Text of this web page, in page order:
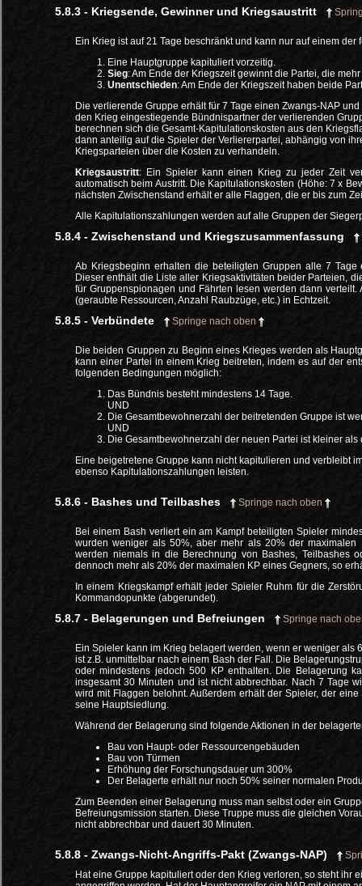
5.8.3 - Kriegsende, Gewinner und Kriegsaustritt
Ein Krieg ist auf 21 Tage beschränkt und kann nur auf einem
Eine Hauptgruppe kapituliert vorzeitig.
Sieg: Am Ende der Kriegszeit gewinnt die Partei, die
Unentschieden: Am Ende der Kriegszeit haben beide
Die verlierende Gruppe erhält für 7 Tage einen Zwangs-NAP
den Krieg eingestiegende Bündnispartner der verlierenden
berechnen sich die Gesamt-Kapitulationskosten aus den
dann anteilig auf die Spieler der Verliererpartei, abhängig von
Kriegsparteien über die Kosten zu verhandeln.
Kriegsaustritt: Ein Spieler kann einen Krieg zu jeder Zeit
automatisch beim Austritt. Die Kapitulationskosten (Höhe: 7 x
nächsten Zwischenstand erhält er alle Flaggen, die er bis zum
Alle Kapitulationszahlungen werden auf alle Gruppen der
5.8.4 - Zwischenstand und Kriegszusammenfassung
Ab Kriegsbeginn erhalten die beteiligten Gruppen alle 7
Dieser enthält die Liste aller Kriegsaktivitäten beider Parteien,
für Gruppenspionagen und Fährten lesen werden dann
(geraubte Ressourcen, Anzahl Raubzüge, etc.) in Echtzeit.
5.8.5 - Verbündete Springe nach oben
Die beiden Gruppen zu Beginn eines Krieges werden als
kann einer Partei in einem Krieg beitreten, indem es auf der
folgenden Bedingungen möglich:
Das Bündnis besteht mindestens 14 Tage.
UND
Die Gesamtbewohnerzahl der beitretenden Gruppe ist
UND
Die Gesamtbewohnerzahl der neuen Partei ist kleiner
Eine beigetretene Gruppe kann nicht kapitulieren und verbleibt
ebenso Kapitulationszahlungen leisten.
5.8.6 - Bashes und Teilbashes Springe nach oben
Bei einem Bash verliert ein am Kampf beteiligten Spieler
wurden weniger als 50%, aber mehr als 20% der maximalen
werden niemals in die Berechnung von Bashes, Teilbashes
dennoch mehr als 20% der maximalen KP eines Gegners, so
In einem Kriegskampf erhält jeder Spieler Ruhm für die
Kommandopunkte (abgerundet).
5.8.7 - Belagerungen und Befreiungen Springe nach
Ein Spieler kann im Krieg belagert werden, wenn er weniger
ist z.B. unmittelbar nach einem Bash der Fall. Die
oder mindestens jedoch 500 KP enthalten. Die Belagerung
insgesamt 30 Minuten und ist nicht abbrechbar. Nach 7 Tage
wird mit Flaggen belohnt. Außerdem erhält der Spieler, der
seine Hauptsiedlung.
Während der Belagerung sind folgende Aktionen in der
Bau von Haupt- oder Ressourcengebäuden
Bau von Türmen
Erhöhung der Forschungsdauer um 300%
Der Belagerte erhält nur noch 50% seiner normalen
Zum Beenden einer Belagerung muss man selbst oder ein
Befreiungsmission starten. Diese Truppe muss die gleichen
nicht abbrechbar und dauert 30 Minuten.
5.8.8 - Zwangs-Nicht-Angriffs-Pakt (Zwangs-NAP)
Hat eine Gruppe kapituliert oder den Krieg verloren, so steht ihr